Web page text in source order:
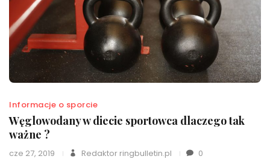
Informacje o sporcie
Węglowodany w diecie sportowca dlaczego tak
ważne ?
cze 27, 2019 Redaktor ringbulletin.pl 0